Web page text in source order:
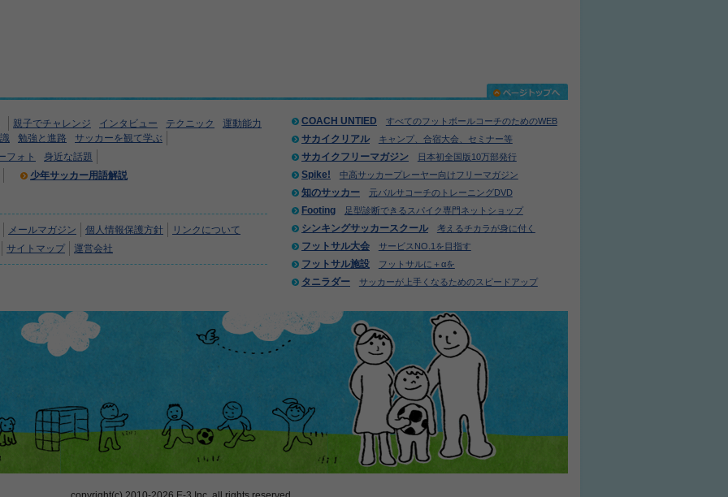
親子でチャレンジ インタビュー テクニック
運動能力
勉強と進路
サッカーを観て学ぶ
フォト
身近な話題
少年サッカー用語解説
メールマガジン 個人情報保護方針
リンクについて
サイトマップ 運営会社
COACH UNTIED すべてのフットボールコーチのためのWEB
サカイクリアル キャンプ、合宿大会、セミナー等
サカイクフリーマガジン 日本初全国版10万部発行
Spike! 中高サッカープレーヤー向けフリーマガジン
知のサッカー 元バルサコーチのトレーニングDVD
Footing 足型診断できるスパイク専門ネットショップ
シンキングサッカースクール 考えるチカラが身に付く
フットサル大会 サービスNO.1を目指す
フットサル施設 フットサルに＋αを
タニラダー サッカーが上手くなるためのスピードアップ